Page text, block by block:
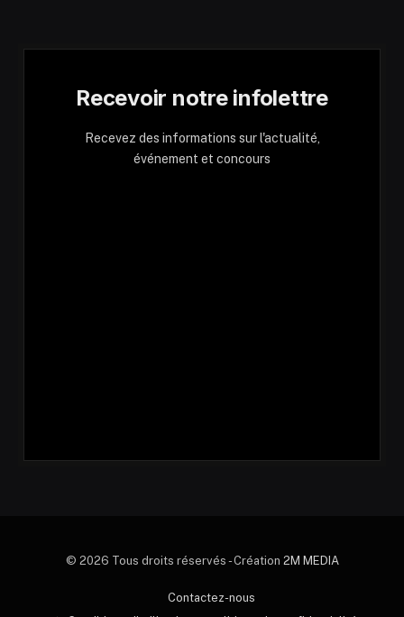
Recevoir notre infolettre
Recevez des informations sur l'actualité,
événement et concours
© 2026 Tous droits réservés - Création 2M MEDIA
Contactez-nous